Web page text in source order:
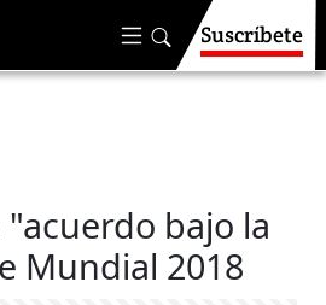
Suscríbete
"acuerdo bajo la
Mundial 2018